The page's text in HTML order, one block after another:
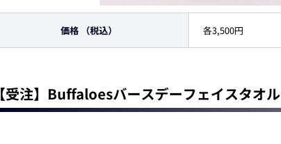
価格（税込） 各3,500円
【受注】Buffaloesバースデーフェイスタオル